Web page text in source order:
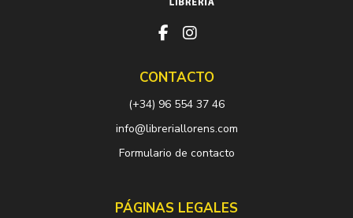
CONTACTO
(+34) 96 554 37 46
info@libreriallorens.com
Formulario de contacto
PÁGINAS LEGALES